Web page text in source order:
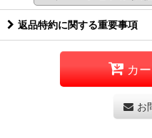
返品特約に関する重要事項
カ
お